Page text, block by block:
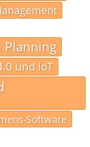
Planning
und IoT
Software